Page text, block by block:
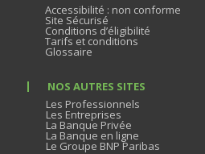
Accessibilité : non conforme
Site Sécurisé
Conditions d’éligibilité
Tarifs et conditions
Glossaire
NOS AUTRES SITES
Les Professionnels
Les Entreprises
La Banque Privée
La Banque en ligne
Le Groupe BNP Paribas